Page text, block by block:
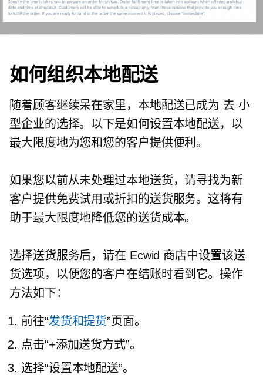
如何组织本地配送
随着顾客继续呆在家里，本地配送已成为 去 小
型企业的选择。以下是如何设置本地配送，以
最大限度地为您和您的客户提供便利。
如果您以前从未处理过本地送货，请寻找为新
客户提供免费试用或折扣的送货服务。这将有
助于最大限度地降低您的送货成本。
选择送货服务后，请在 Ecwid 商店中设置该送
货选项，以便您的客户在结账时看到它。操作
方法如下：
前往“发货和提货”页面。
点击“+添加送货方式”。
选择“设置本地配送”。